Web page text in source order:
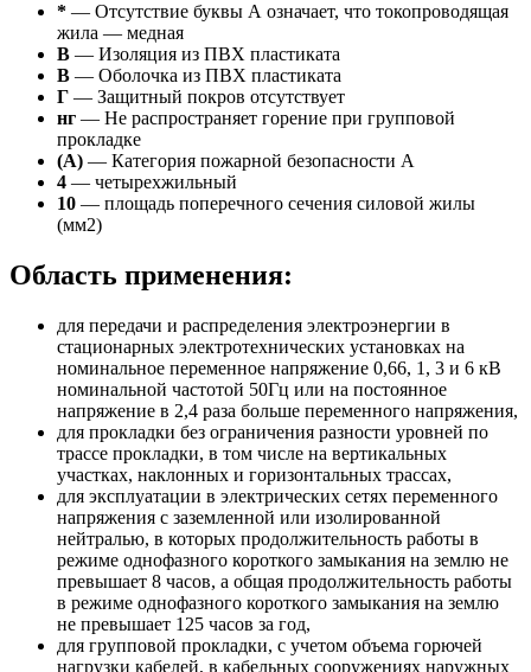
* — Отсутствие буквы А означает, что токопроводящая
жила — медная
В — Изоляция из ПВХ пластиката
В — Оболочка из ПВХ пластиката
Г — Защитный покров отсутствует
нг — Не распространяет горение при групповой
прокладке
(А) — Категория пожарной безопасности A
4 — четырехжильный
10 — площадь поперечного сечения силовой жилы
(мм2)
Область применения:
для передачи и распределения электроэнергии в
стационарных электротехнических установках на
номинальное переменное напряжение 0,66, 1, 3 и 6 кВ
номинальной частотой 50Гц или на постоянное
напряжение в 2,4 раза больше переменного напряжения,
для прокладки без ограничения разности уровней по
трассе прокладки, в том числе на вертикальных
участках, наклонных и горизонтальных трассах,
для эксплуатации в электрических сетях переменного
напряжения с заземленной или изолированной
нейтралью, в которых продолжительность работы в
режиме однофазного короткого замыкания на землю не
превышает 8 часов, а общая продолжительность работы
в режиме однофазного короткого замыкания на землю
не превышает 125 часов за год,
для групповой прокладки, с учетом объема горючей
нагрузки кабелей, в кабельных сооружениях наружных